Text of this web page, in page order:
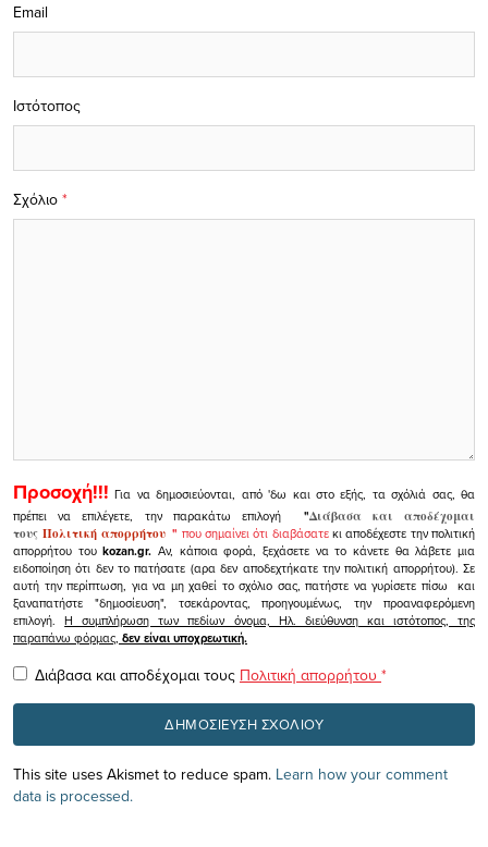
Σχόλιο *
Email
Ιστότοπος
Προσοχή!!! Για να δημοσιεύονται, από 'δω και στο εξής, τα σχόλιά σας, θα
πρέπει να επιλέγετε, την παρακάτω επιλογή
"Διάβασα και αποδέχομαι
τουςΠολιτική απορρήτου" που σημαίνει ότι διαβάσατεκι αποδέχεστε την πολιτική
απορρήτου τουkozan.gr. Αν, κάποια φορά, ξεχάσετε να το κάνετε θα λάβετε μια
ειδοποίηση ότι δεν το πατήσατε (αρα δεν αποδεχτήκατε την πολιτική απορρήτου). Σε
αυτή την περίπτωση, για να μη χαθεί το σχόλιο σας, πατήστε να γυρίσετε πίσω και
ξαναπατήστε "δημοσίευση", τσεκάροντας, προηγουμένως, την προαναφερόμενη
επιλογή.Η συμπλήρωση των πεδίων όνομα, Ηλ. διεύθυνση και ιστότοπος, της
παραπάνω φόρμας, δεν είναι υποχρεωτική.
Διάβασα και αποδέχομαι τους Πολιτική απορρήτου *
This site uses Akismet to reduce spam. Learn how your comment
data is processed.